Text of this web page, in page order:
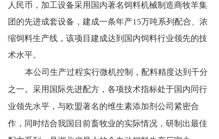
人民币，加工设备采用国内著名饲料机械制造商牧羊集
团的先进成套设备，建成一条年产15万吨系列配合、浓
缩饲料生产线，该项目建成达到国内饲料行业领先的技
术水平。
本公司生产过程实行微机控制，配料精度达到千分
之一。采用国际先进配方，各项技术指标处于国内同行
业领先水平，与欧盟著名的维生素添加剂公司紧密合
作，同时结合我国目前畜牧业的实际情况，研制出最佳